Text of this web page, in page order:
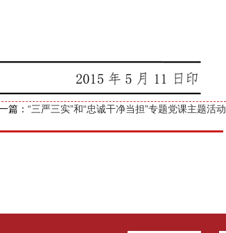
篇： “三严三实”和“忠诚干净当担”专题党课主题活动